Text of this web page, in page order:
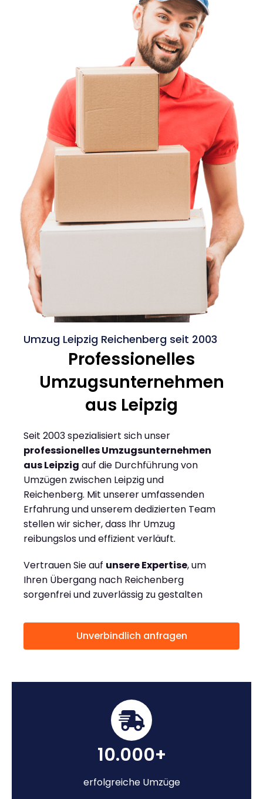
Umzug Leipzig Reichenberg seit 2003
Professionelles
Umzugsunternehmen
aus Leipzig
Seit 2003 spezialisiert sich unser
professionelles Umzugsunternehmen
aus Leipzig auf die Durchführung von
Umzügen zwischen Leipzig und
Reichenberg. Mit unserer umfassenden
Erfahrung und unserem dedizierten Team
stellen wir sicher, dass Ihr Umzug
reibungslos und effizient verläuft.
Vertrauen Sie auf unsere Expertise, um
Ihren Übergang nach Reichenberg
sorgenfrei und zuverlässig zu gestalten
Unverbindlich anfragen
10.000+
erfolgreiche Umzüge